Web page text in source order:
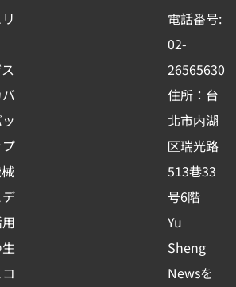
o
o
k
-
s
q
u
a
r
e
b
e
d
i
n
電話番号:
02-
26565630
住所：台
北市内湖
区瑞光路
513巷33
号6階
Yu
Sheng
Newsを